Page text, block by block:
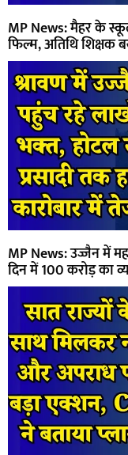
MP News: मैहर के
फिल्म, अतिथि शिक्षक
MP News: उज्जैन में
दिन में 100 करोड़ का